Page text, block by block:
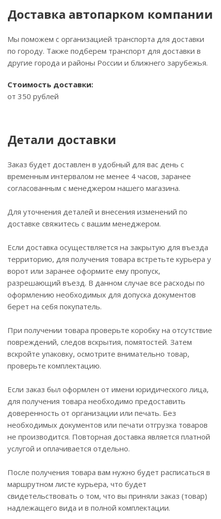
Доставка автопарком компании
Мы поможем с организацией транспорта для доставки
по городу. Также подберем транспорт для доставки в
другие города и районы России и ближнего зарубежья.
Стоимость доставки:
от 350 рублей
Детали доставки
Заказ будет доставлен в удобный для вас день с
временным интервалом не менее 4 часов, заранее
согласованным с менеджером нашего магазина.
Для уточнения деталей и внесения изменений по
доставке свяжитесь с вашим менеджером.
Если доставка осуществляется на закрытую для въезда
территорию, для получения товара встретьте курьера у
ворот или заранее оформите ему пропуск,
разрешающий въезд. В данном случае все расходы по
оформлению необходимых для допуска документов
берет на себя покупатель.
При получении товара проверьте коробку на отсутствие
повреждений, следов вскрытия, помятостей. Затем
вскройте упаковку, осмотрите внимательно товар,
проверьте комплектацию.
Если заказ был оформлен от имени юридического лица,
для получения товара необходимо предоставить
доверенность от организации или печать. Без
необходимых документов или печати отгрузка товаров
не производится. Повторная доставка является платной
услугой и оплачивается отдельно.
После получения товара вам нужно будет расписаться в
маршрутном листе курьера, что будет
свидетельствовать о том, что вы приняли заказ (товар)
надлежащего вида и в полной комплектации.